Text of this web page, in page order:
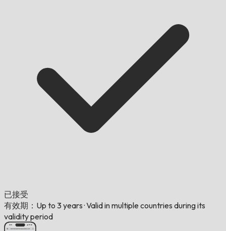
已接受
有效期：Up to 3 years ·Valid in multiple countries during its
validity period